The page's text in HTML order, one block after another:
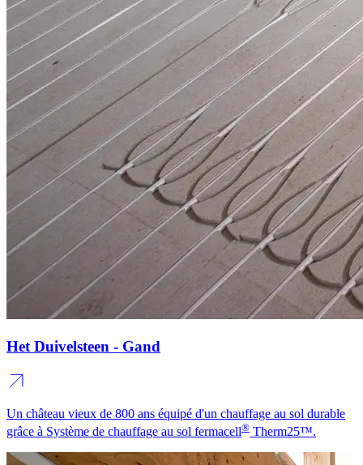
Het Duivelsteen - Gand
Un château vieux de 800 ans équipé d'un chauffage au sol durable
grâce à Système de chauffage au sol fermacell® Therm25™.